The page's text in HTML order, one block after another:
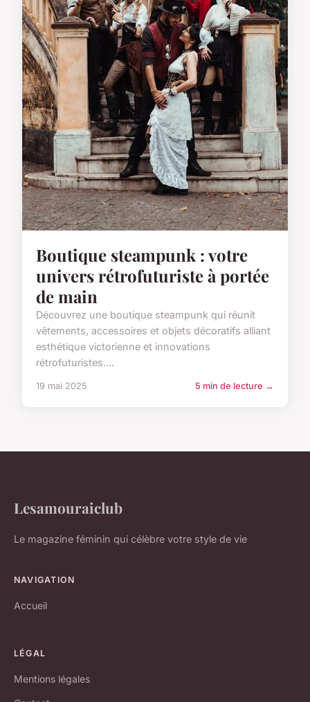
Boutique steampunk : votre
univers rétrofuturiste à portée
de main
Découvrez une boutique steampunk qui réunit
vêtements, accessoires et objets décoratifs alliant
esthétique victorienne et innovations
rétrofuturistes....
19 mai 2025 5 min de lecture →
Lesamouraiclub
Le magazine féminin qui célèbre votre style de vie
NAVIGATION
Accueil
LÉGAL
Mentions légales